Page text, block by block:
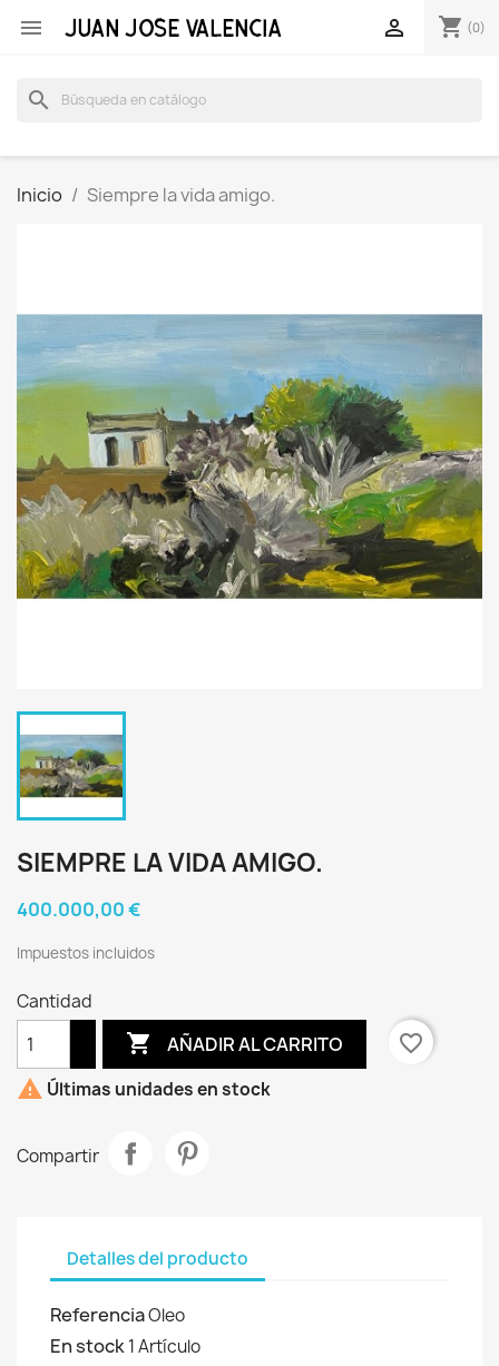
 shopping_cart (0)

search
Inicio Siempre la vida amigo.
SIEMPRE LA VIDA AMIGO.
400.000,00 €
Impuestos incluidos
Cantidad
 AÑADIR AL CARRITO
favorite_border
 Últimas unidades en stock
Compartir
Detalles del producto
ReferenciaOleo
En stock1 Artículo